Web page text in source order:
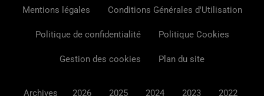
Mentions légales Conditions Générales d'Utilisation
Politique de confidentialité Politique Cookies
Gestion des cookies Plan du site
Archives 2026 2025 2024 2023 2022